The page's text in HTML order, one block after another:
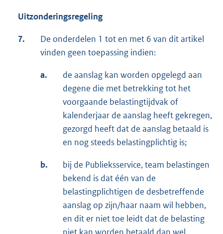
Uitzonderingsregeling
7.
De onderdelen 1 tot en met 6 van dit artikel
vinden geen toepassing indien:
a.
de aanslag kan worden opgelegd aan
degene die met betrekking tot het
voorgaande belastingtijdvak of
kalenderjaar de aanslag heeft gekregen,
gezorgd heeft dat de aanslag betaald is
en nog steeds belastingplichtig is;
b.
bij de Publieksservice, team belastingen
bekend is dat één van de
belastingplichtigen de desbetreffende
aanslag op zijn/haar naam wil hebben,
en dit er niet toe leidt dat de belasting